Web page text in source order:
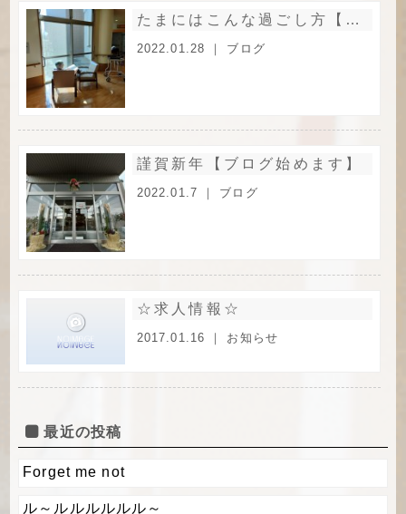
たまにはこんな過ごし方【生活の様子】
2022.01.28 ｜ ブログ
謹賀新年【ブログ始めます】
2022.01.7 ｜ ブログ
☆求人情報☆
2017.01.16 ｜ お知らせ
最近の投稿
Forget me not
ル～ルルルルルル～